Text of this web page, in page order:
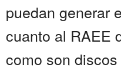
puedan generar
cuanto al RAEE
como son